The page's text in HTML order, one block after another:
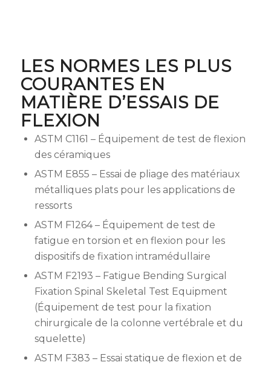
LES NORMES LES PLUS
COURANTES EN
MATIÈRE D’ESSAIS DE
FLEXION
ASTM C1161 – Équipement de test de flexion
des céramiques
ASTM E855 – Essai de pliage des matériaux
métalliques plats pour les applications de
ressorts
ASTM F1264 – Équipement de test de
fatigue en torsion et en flexion pour les
dispositifs de fixation intramédullaire
ASTM F2193 – Fatigue Bending Surgical
Fixation Spinal Skeletal Test Equipment
(Équipement de test pour la fixation
chirurgicale de la colonne vertébrale et du
squelette)
ASTM F383 – Essai statique de flexion et de